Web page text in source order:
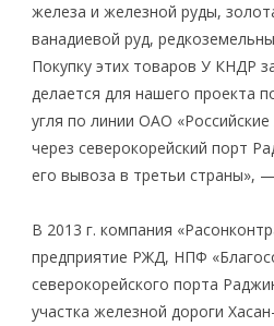
железа и железной руды,
ванадиевой руд,
Покупку этих товаров У КНДР
делается для нашего проекта
угля по линии ОАО
через северокорейский порт
его вывоза в третьи страны»,
В 2013 г. компания
предприятие РЖД, НПФ
северокорейского порта
участка железной дороги